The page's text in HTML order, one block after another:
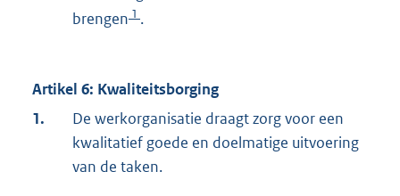
brengen 1 .
Artikel 6: Kwaliteitsborging
1.
De werkorganisatie draagt zorg voor een
kwalitatief goede en doelmatige uitvoering
van de taken.